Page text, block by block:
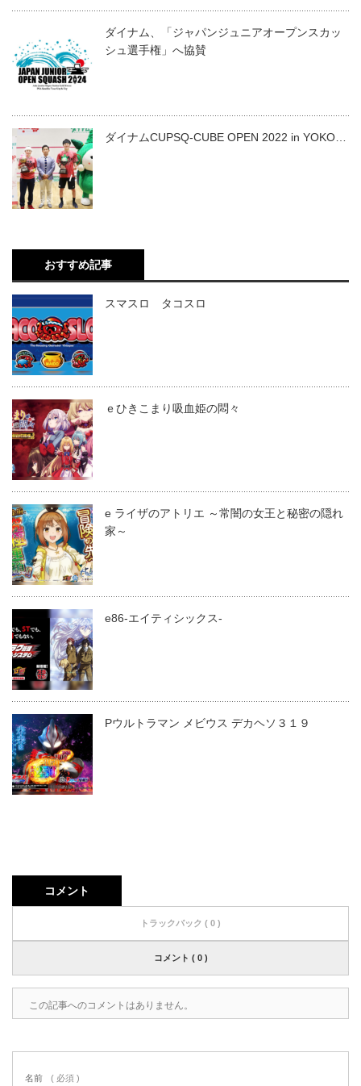
ダイナム、「ジャパンジュニアオープンスカッ
シュ選手権」へ協賛
ダイナムCUPSQ-CUBE OPEN 2022 in YOKO…
おすすめ記事
スマスロ タコスロ
ｅひきこまり吸血姫の悶々
e ライザのアトリエ ～常闇の女王と秘密の隠れ
家～
e86-エイティシックス-
Pウルトラマン メビウス デカヘソ３１９
コメント
トラックバック ( 0 )
コメント ( 0 )
この記事へのコメントはありません。
名前 ( 必須 )